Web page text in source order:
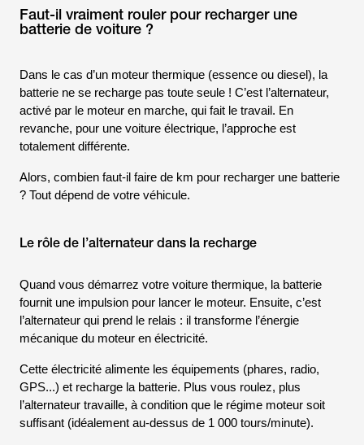
Faut-il vraiment rouler pour recharger une
batterie de voiture ?
Dans le cas d’un moteur thermique (essence ou diesel), la
batterie ne se recharge pas toute seule ! C’est l’alternateur,
activé par le moteur en marche, qui fait le travail. En
revanche, pour une voiture électrique, l’approche est
totalement différente.
Alors, combien faut-il faire de km pour recharger une batterie
? Tout dépend de votre véhicule.
Le rôle de l’alternateur dans la recharge
Quand vous démarrez votre voiture thermique, la batterie
fournit une impulsion pour lancer le moteur. Ensuite, c’est
l’alternateur qui prend le relais : il transforme l’énergie
mécanique du moteur en électricité.
Cette électricité alimente les équipements (phares, radio,
GPS...) et recharge la batterie. Plus vous roulez, plus
l’alternateur travaille, à condition que le régime moteur soit
suffisant (idéalement au-dessus de 1 000 tours/minute).